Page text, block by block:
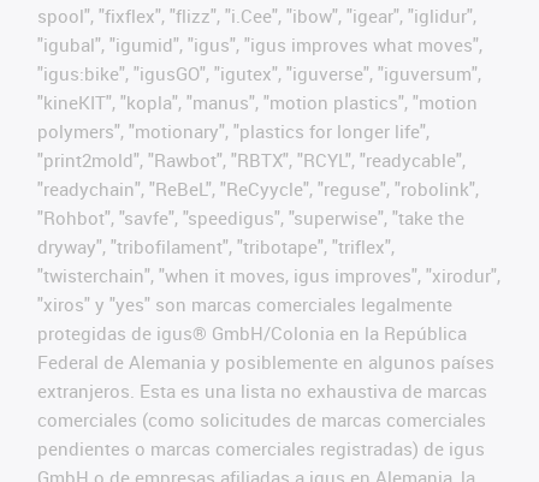
spool", "fixflex", "flizz", "i.Cee", "ibow", "igear", "iglidur",
"igubal", "igumid", "igus", "igus improves what moves",
"igus:bike", "igusGO", "igutex", "iguverse", "iguversum",
"kineKIT", "kopla", "manus", "motion plastics", "motion
polymers", "motionary", "plastics for longer life",
"print2mold", "Rawbot", "RBTX", "RCYL", "readycable",
"readychain", "ReBeL", "ReCyycle", "reguse", "robolink",
"Rohbot", "savfe", "speedigus", "superwise", "take the
dryway", "tribofilament", "tribotape", "triflex",
"twisterchain", "when it moves, igus improves", "xirodur",
"xiros" y "yes" son marcas comerciales legalmente
protegidas de igus® GmbH/Colonia en la República
Federal de Alemania y posiblemente en algunos países
extranjeros. Esta es una lista no exhaustiva de marcas
comerciales (como solicitudes de marcas comerciales
pendientes o marcas comerciales registradas) de igus
GmbH o de empresas afiliadas a igus en Alemania, la